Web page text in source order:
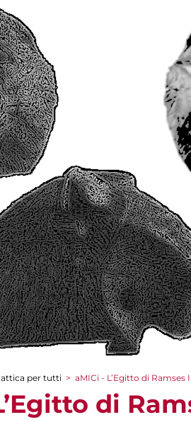
per tutti > aMICi - L’Egitto di Ramses
di